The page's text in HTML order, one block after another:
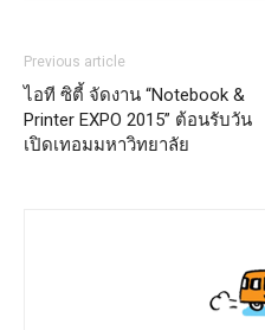
Previous article
ไอที ซิตี้ จัดงาน “Notebook &
Printer EXPO 2015” ต้อนรับวัน
เปิดเทอมมหาวิทยาลัย